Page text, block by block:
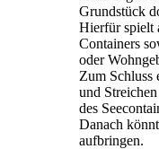
Grundstück
Hierfür spielt
Containers
oder
Zum Schluss
und
des
Danach
aufbringen.